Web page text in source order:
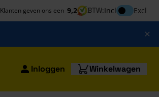
Klanten geven ons een 9,2 BTW:InclInclusief btw
Excl
Inloggen Winkelwagen